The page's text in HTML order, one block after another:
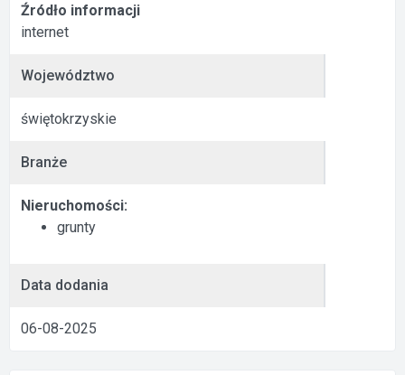
Źródło informacji
internet
Województwo
świętokrzyskie
Branże
Nieruchomości:
grunty
Data dodania
06-08-2025